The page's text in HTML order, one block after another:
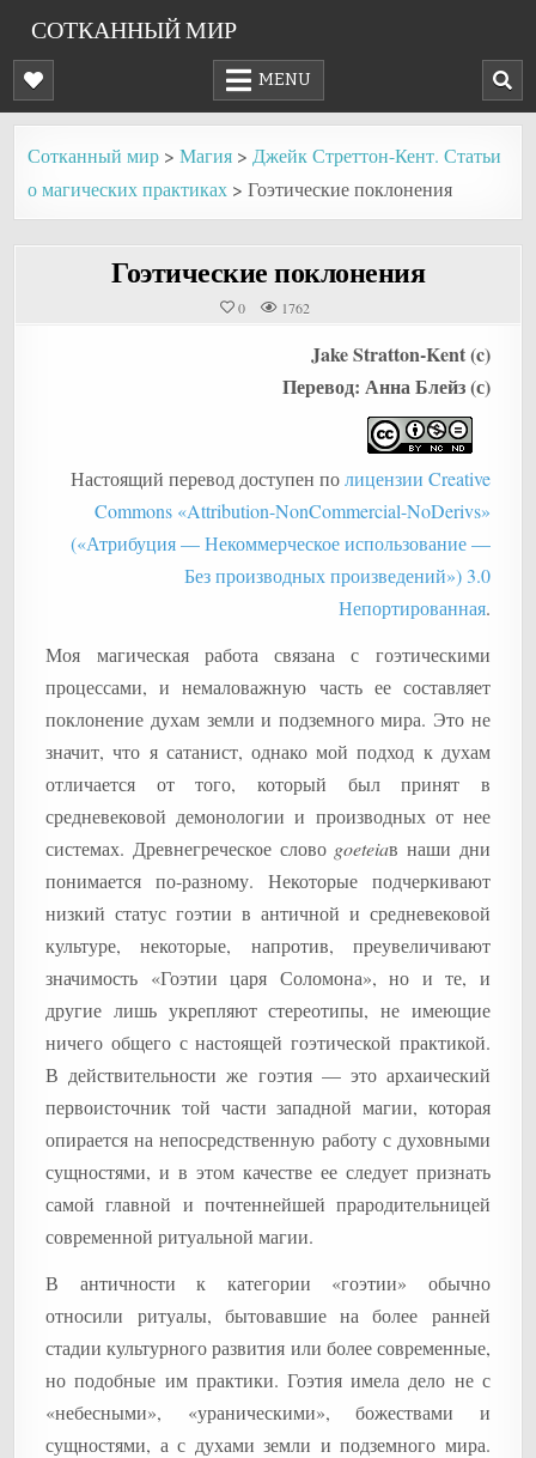
content
СОТКАННЫЙ МИР
MENU
Сотканный мир >Магия > Джейк Стреттон-Кент. Статьи
о магических практиках >Гоэтические поклонения
Гоэтические поклонения
0 1762
Jake Stratton-Kent (c)
Перевод: Анна Блейз (с)
Настоящий перевод доступен полицензии Creative
Commons «Attribution-NonCommercial-NoDerivs»
(«Атрибуция — Некоммерческое использование —
Без производных произведений») 3.0
Непортированная.
Моя магическая работа связана с гоэтическими
процессами, и немаловажную часть ее составляет
поклонение духам земли и подземного мира. Это не
значит, что я сатанист, однако мой подход к духам
отличается от того, который был принят в
средневековой демонологии и производных от нее
системах. Древнегреческое слово goeteiaв наши дни
понимается по-разному. Некоторые подчеркивают
низкий статус гоэтии в античной и средневековой
культуре, некоторые, напротив, преувеличивают
значимость «Гоэтии царя Соломона», но и те, и
другие лишь укрепляют стереотипы, не имеющие
ничего общего с настоящей гоэтической практикой.
В действительности же гоэтия — это архаический
первоисточник той части западной магии, которая
опирается на непосредственную работу с духовными
сущностями, и в этом качестве ее следует признать
самой главной и почтеннейшей прародительницей
современной ритуальной магии.
В античности к категории «гоэтии» обычно
относили ритуалы, бытовавшие на более ранней
стадии культурного развития или более современные,
но подобные им практики. Гоэтия имела дело не с
«небесными», «ураническими», божествами и
сущностями, а с духами земли и подземного мира.